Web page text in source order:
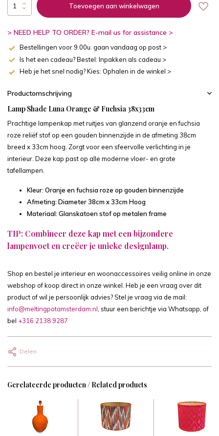
Toevoegen aan winkelwagen
> NEED HELP TO ORDER? E-mail us for assistance >
Bestellingen voor 9.00u. gaan vandaag op post >
Is het een cadeau? Bestel: Inpakken als cadeau >
Heb je het snel nodig? Kies: Ophalen in de winkel >
Productomschrijving
Lamp Shade Luna Orange & Fuchsia 38x33cm
Prachtige lampenkap met ruitjes van glanzend oranje en fuchsia
roze reliëf stof op een gouden binnenzijde in de afmeting 38cm
breed x 33cm hoog. Zorgt voor een sfeervolle verlichting in je
interieur. Deze kap past op alle moderne vloer- en grote
tafellampen.
Kleur: Oranje en fuchsia roze op gouden binnenzijde
Afmeting: Diameter 38cm x 33cm Hoog
Materiaal: Glanskatoen stof op metalen frame
TIP: Combineer deze kap met een bijzondere
lampenvoet en creëer je unieke designlamp.
Shop en bestel je interieur en woonaccessoires veilig online in onze
webshop of koop direct in onze winkel. Heb je een vraag over dit
product of wil je persoonlijk advies? Stel je vraag via de mail:
info@meltingpotamsterdam.nl, stuur een berichtje via Whatsapp, of
bel +316 2138 9287
Delen
Gerelateerde producten / Related products